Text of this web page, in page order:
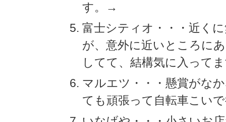
す。→
富士シティオ・・・近く
が、意外に近いところに
してて、結構気に入って
マルエツ・・・懸賞がな
ても頑張って自転車こい